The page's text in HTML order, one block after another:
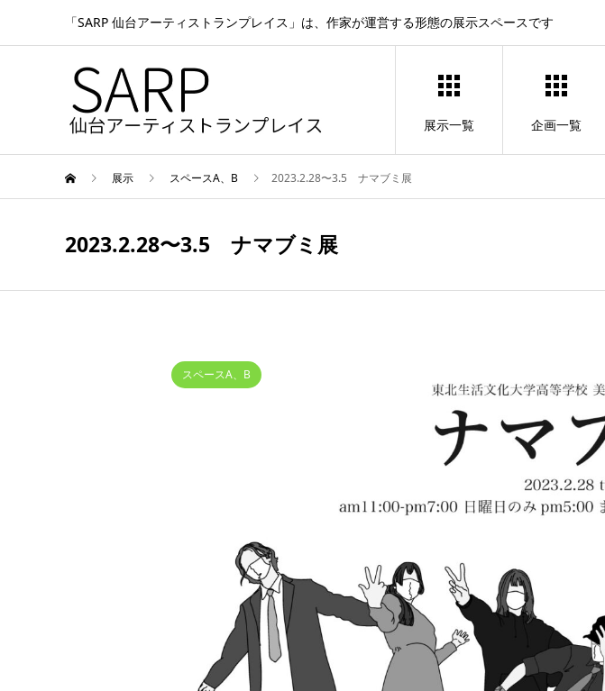
「SARP 仙台アーティストランプレイス」は、作家が運営する形態の展示スペースです
展示一覧 企画一覧
展示 スペースA、B 2023.2.28〜3.5 ナマブミ展
2023.2.28〜3.5 ナマブミ展
スペースA、B